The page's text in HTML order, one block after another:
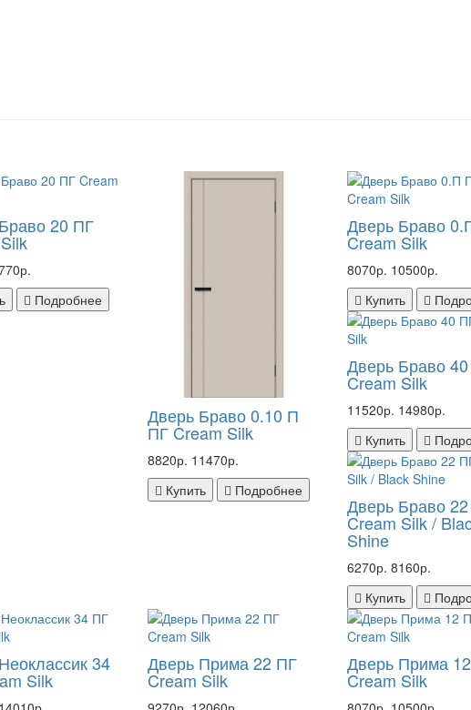
20 ПГ
Подробнее
Дверь Браво 0.10 П
ПГ Cream Silk
8820р. 11470р.
Купить
Подробнее
Дверь Браво
Cream Silk
8070р. 10500р.
Купить
Дверь Браво
Cream Silk
11520р. 14980р.
Купить
Дверь Браво
Cream Silk /
Shine
6270р. 8160р.
Купить
34
Silk
Дверь Прима 22 ПГ
Cream Silk
Дверь Прима
Cream Silk